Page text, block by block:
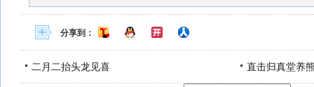
分享到：
二月二抬头龙见喜 直击归真堂养